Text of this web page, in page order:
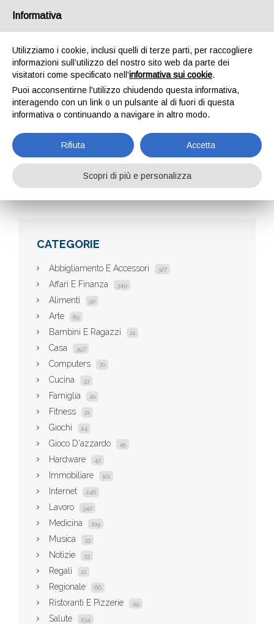
AZIENDE
Aziende
CATEGORIE
Abbigliamento E Accessori 327
Affari E Finanza 349
Alimenti 90
Arte 89
Bambini E Ragazzi 21
Casa 397
Computers 70
Cucina 33
Famiglia 20
Fitness 21
Giochi 24
Gioco D'azzardo 45
Hardware 42
Immobiliare 101
Internet 246
Lavoro 342
Medicina 109
Musica 33
Notizie 33
Regali 21
Regionale 66
Ristoranti E Pizzerie 49
Salute 234
Informativa
Utilizziamo i cookie, inclusi quelli di terze parti, per raccogliere
informazioni sull’utilizzo del nostro sito web da parte dei
visitatori come specificato nell'informativa sui cookie.
Puoi acconsentirne l'utilizzo chiudendo questa informativa,
interagendo con un link o un pulsante al di fuori di questa
informativa o continuando a navigare in altro modo.
Rifiuta Accetta
Scopri di più e personalizza